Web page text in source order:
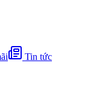
Tin tức